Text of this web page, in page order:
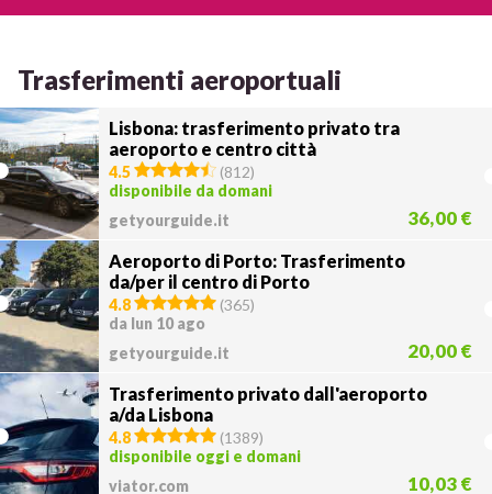
Trasferimenti aeroportuali
Lisbona: trasferimento privato tra
aeroporto e centro città
4.5 (812)
disponibile da domani
getyourguide.it
36,00 €
Aeroporto di Porto: Trasferimento
da/per il centro di Porto
4.8 (365)
da lun 10 ago
getyourguide.it
20,00 €
Trasferimento privato dall'aeroporto
a/da Lisbona
4.8 (1389)
disponibile oggi e domani
viator.com
10,03 €